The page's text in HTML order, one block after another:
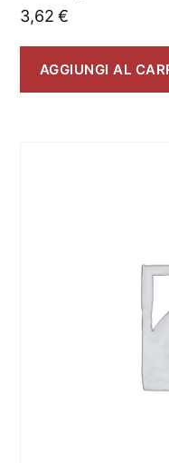
3,62€
AGGIUNGI AL